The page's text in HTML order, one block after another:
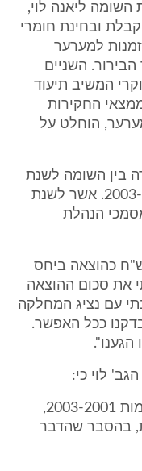
ליאנה לוי,
ובחינת חומרי
למערער
הבירור. השניים
המשיב תיעוד
החקירות
הוחלט על
בין השומה לשנת
2000 לשלוש השומות לשנים 2003-2001. אשר לשנת
מסמכי הנהלת
בניכוי (סכום של) 500,000 ש"ח כהוצאה ביחס
את סכום ההוצאה
ש"ח לשנת 2000, ישבתי עם נציג המחלקה
ככל האפשר.
הגענו".
"רצינו ללכת בדרך זו גם ביחס לשומות 2003-2001,
בהסבר שהדבר